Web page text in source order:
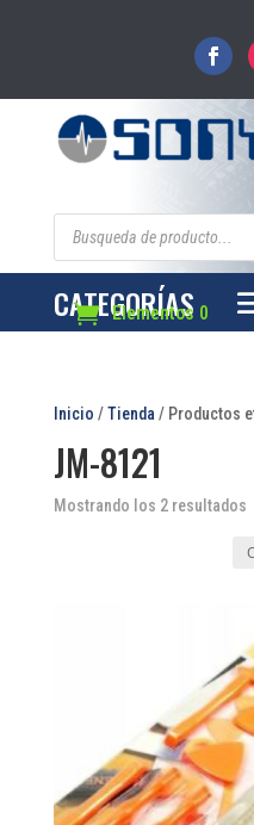
Búsqueda
Elementos 0
CATEGORÍAS
Inicio /Tienda / Productos
JM-8121
Mostrando los 2 resultados